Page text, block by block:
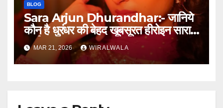
BLOG
Sara Arjun Dhurandhar:- जानिये
कौन है धुरंधर की बेहद खूबसूरत हीरोइन सारा
अर्जुन
MAR 21, 2026 WIRALWALA